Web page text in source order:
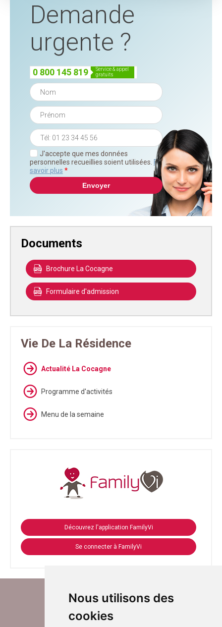
Nous utilisons des
cookies
Demande
urgente ?
0 800 145 819
service & appel
gratuits
J'accepte que mes données
personnelles recueillies soient utilisées. En
savoir plus *
Documents
Brochure La Cocagne
Formulaire d'admission
Vie De La Résidence
Actualité La Cocagne
Programme d'activités
Menu de la semaine
Découvrez l'application FamilyVi
Se connecter à FamilyVi